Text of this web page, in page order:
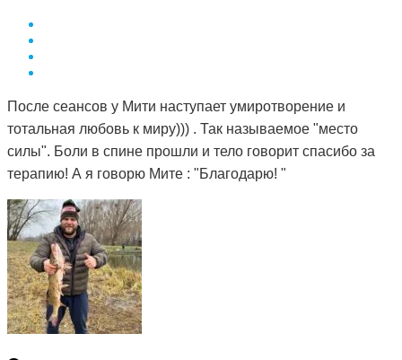
После сеансов у Мити наступает умиротворение и
тотальная любовь к миру))) . Так называемое "место
силы". Боли в спине прошли и тело говорит спасибо за
терапию! А я говорю Мите : "Благодарю! "